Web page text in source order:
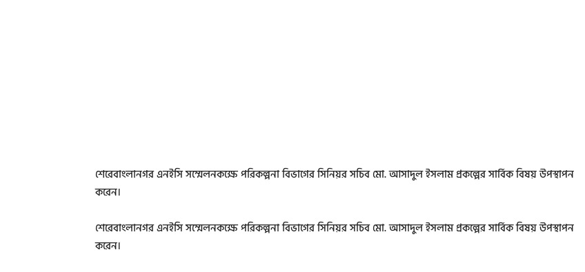
শেরেবাংলানগর এনইসি সম্মেলনকক্ষে পরিকল্পনা বিভাগের সিনিয়র সচিব মো. আসাদুল ইসলাম প্রকল্পের সার্বিক বিষয় উপস্থাপন
করেন।
শেরেবাংলানগর এনইসি সম্মেলনকক্ষে পরিকল্পনা বিভাগের সিনিয়র সচিব মো. আসাদুল ইসলাম প্রকল্পের সার্বিক বিষয় উপস্থাপন
করেন।